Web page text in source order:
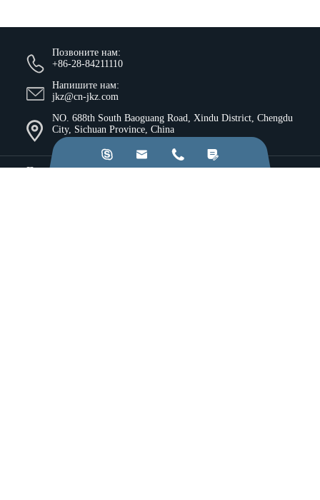
Позвоните нам:
+86-28-84211110
Напишите нам:
jkz@cn-jkz.com
NO. 688th South Baoguang Road, Xindu District, Chengdu
City, Sichuan Province, China
Продукты
   